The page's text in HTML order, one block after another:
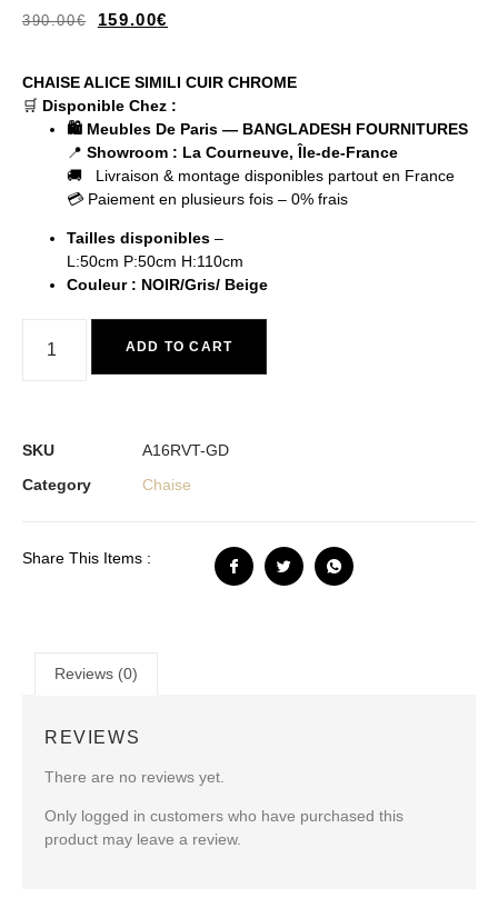
390.00€ 159.00€
CHAISE ALICE SIMILI CUIR CHROME
🛒 Disponible Chez :
🛍️ Meubles De Paris — BANGLADESH FOURNITURES
📍 Showroom : La Courneuve, Île-de-France
🚚 Livraison & montage disponibles partout en France
💳 Paiement en plusieurs fois – 0% frais
Tailles disponibles –
L:50cm P:50cm H:110cm
Couleur : NOIR/Gris/ Beige
ADD TO CART
SKU
A16RVT-GD
Category
Chaise
Share This Items :
Reviews (0)
REVIEWS
There are no reviews yet.
Only logged in customers who have purchased this
product may leave a review.